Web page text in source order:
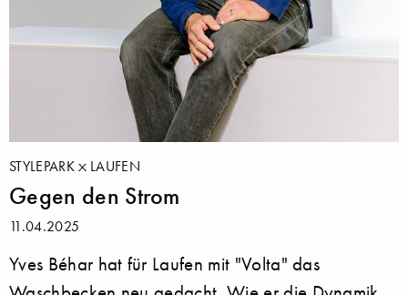
STYLEPARK LAUFEN
Gegen den Strom
11.04.2025
Yves Béhar hat für Laufen mit "Volta" das